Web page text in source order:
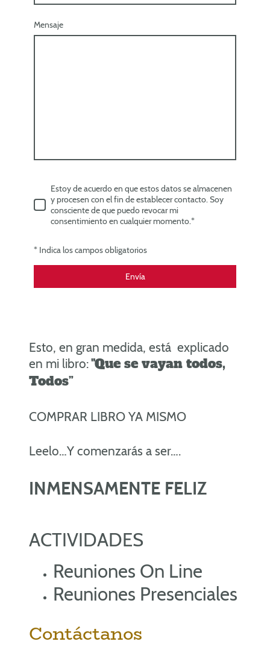
Mensaje
Estoy de acuerdo en que estos datos se almacenen
y procesen con el fin de establecer contacto. Soy
consciente de que puedo revocar mi
consentimiento en cualquier momento.*
* Indica los campos obligatorios
Envía
Esto, en gran medida, está explicado
en mi libro:"Que se vayan todos,
Todos”
COMPRAR LIBRO YA MISMO
Leelo…Y comenzarás a ser….
INMENSAMENTE FELIZ
ACTIVIDADES
Reuniones On Line
Reuniones Presenciales
Contáctanos